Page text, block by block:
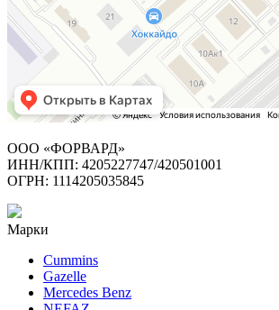
ООО «ФОРВАРД»
ИНН/КПП: 4205227747/420501001
ОГРН: 1114205035845
Марки
Cummins
Gazelle
Mercedes Benz